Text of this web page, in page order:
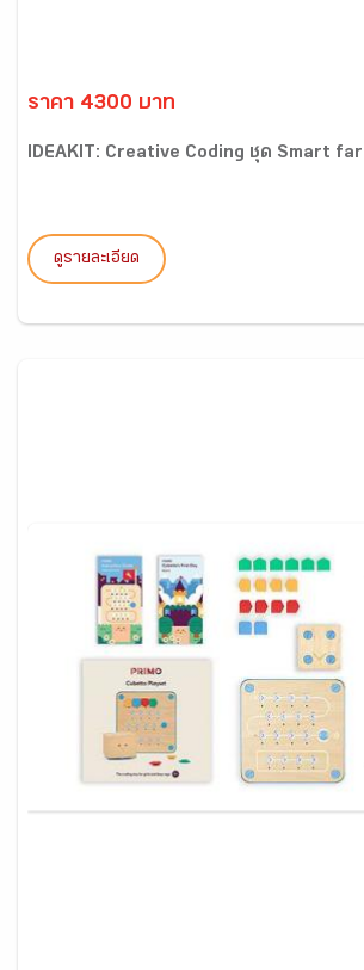
ราคา 4300 บาท
IDEAKIT: Creative Coding ชุด Smart
ดูรายละเอียด